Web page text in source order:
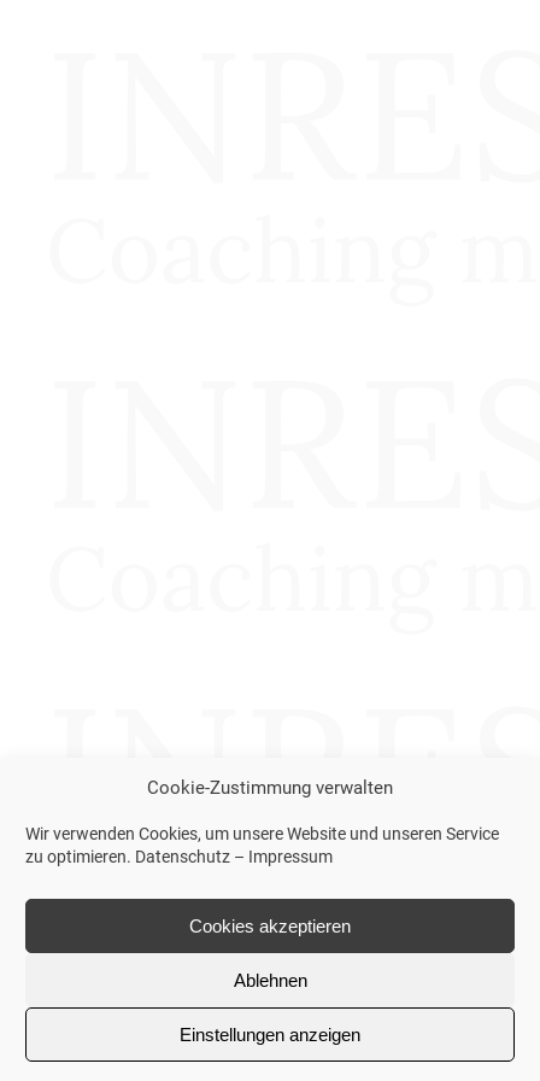
Cookie-Zustimmung verwalten
Wir verwenden Cookies, um unsere Website und unseren Service
zu optimieren. Datenschutz – Impressum
Cookies akzeptieren
Ablehnen
Einstellungen anzeigen